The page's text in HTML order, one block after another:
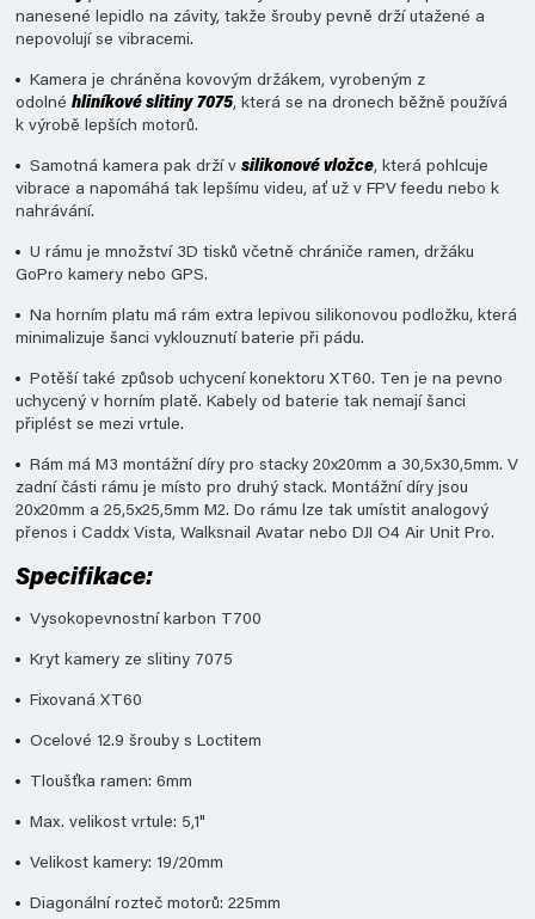
nanesené lepidlo na závity, takže šrouby pevně drží utažené a
nepovolují se vibracemi.
Kamera je chráněna kovovým držákem, vyrobeným z
odolné hliníkové slitiny 7075, která se na dronech běžně používá
k výrobě lepších motorů.
Samotná kamera pak drží v silikonové vložce, která pohlcuje
vibrace a napomáhá tak lepšímu videu, ať už v FPV feedu nebo k
nahrávání.
U rámu je množství 3D tisků včetně chrániče ramen, držáku
GoPro kamery nebo GPS.
Na horním platu má rám extra lepivou silikonovou podložku, která
minimalizuje šanci vyklouznutí baterie při pádu.
Potěší také způsob uchycení konektoru XT60. Ten je na pevno
uchycený v horním platě. Kabely od baterie tak nemají šanci
připlést se mezi vrtule.
Rám má M3 montážní díry pro stacky 20x20mm a 30,5x30,5mm. V
zadní části rámu je místo pro druhý stack. Montážní díry jsou
20x20mm a 25,5x25,5mm M2. Do rámu lze tak umístit analogový
přenos i Caddx Vista, Walksnail Avatar nebo DJI O4 Air Unit Pro.
Specifikace:
Vysokopevnostní karbon T700
Kryt kamery ze slitiny 7075
Fixovaná XT60
Ocelové 12.9 šrouby s Loctitem
Tloušťka ramen: 6mm
Max. velikost vrtule: 5,1"
Velikost kamery: 19/20mm
Diagonální rozteč motorů: 225mm